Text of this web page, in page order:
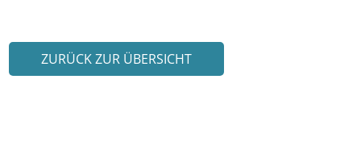
ZURÜCK ZUR ÜBERSICHT